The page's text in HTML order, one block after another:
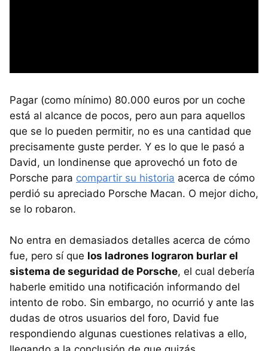
Pagar (como mínimo) 80.000 euros por un coche
está al alcance de pocos, pero aun para aquellos
que se lo pueden permitir, no es una cantidad que
precisamente guste perder. Y es lo que le pasó a
David, un londinense que aprovechó un foto de
Porsche para compartir su historia acerca de cómo
perdió su apreciado Porsche Macan. O mejor dicho,
se lo robaron.
No entra en demasiados detalles acerca de cómo
fue, pero sí que los ladrones lograron burlar el
sistema de seguridad de Porsche, el cual debería
haberle emitido una notificación informando del
intento de robo. Sin embargo, no ocurrió y ante las
dudas de otros usuarios del foro, David fue
respondiendo algunas cuestiones relativas a ello,